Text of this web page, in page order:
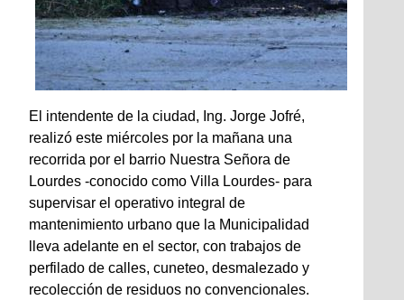
El intendente de la ciudad, Ing. Jorge Jofré,
realizó este miércoles por la mañana una
recorrida por el barrio Nuestra Señora de
Lourdes -conocido como Villa Lourdes- para
supervisar el operativo integral de
mantenimiento urbano que la Municipalidad
lleva adelante en el sector, con trabajos de
perfilado de calles, cuneteo, desmalezado y
recolección de residuos no convencionales.